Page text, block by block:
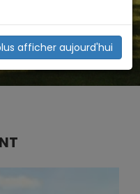
>
Sites à Découvrir
afficher aujourd'hui